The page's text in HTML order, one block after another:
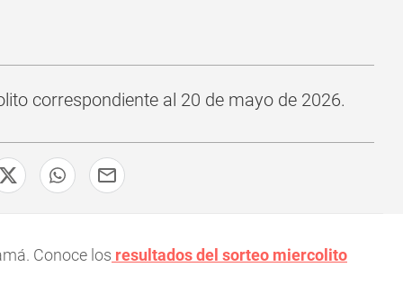
correspondiente al 20 de mayo de 2026.
Conoce los resultados del sorteo miercolito